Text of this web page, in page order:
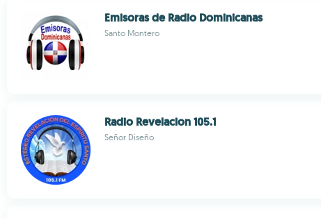
Emisoras de Radio Dominicanas
Santo Montero
Radio Revelacion 105.1
Señor Diseño